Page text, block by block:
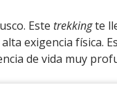
Este trekkingte
exigencia física.
de vida muy